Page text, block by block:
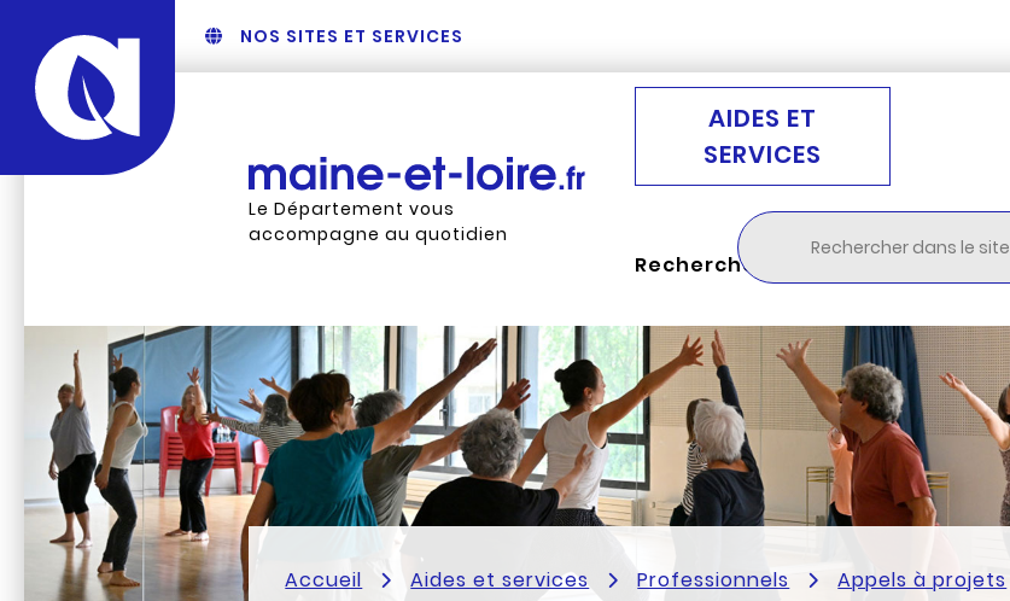
NOS SITES ET SERVICES
Le Département vous
accompagne au quotidien
AIDES ET
SERVICES
Rechercher
Accueil Aides et services Professionnels
Appels à projets